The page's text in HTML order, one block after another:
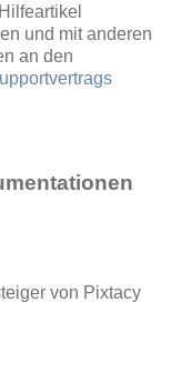
und mit anderen
an den
von Pixtacy